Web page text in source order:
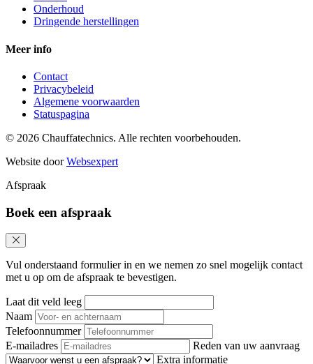
Onderhoud
Dringende herstellingen
Meer info
Contact
Privacybeleid
Algemene voorwaarden
Statuspagina
© 2026 Chauffatechnics. Alle rechten voorbehouden.
Website doorWebsexpert
Afspraak
Boek een afspraak
Vul onderstaand formulier in en we nemen zo snel mogelijk contact
met u op om de afspraak te bevestigen.
Laat dit veld leeg
Naam
Telefoonnummer
E-mailadres
Reden van uw aanvraag
Extra informatie